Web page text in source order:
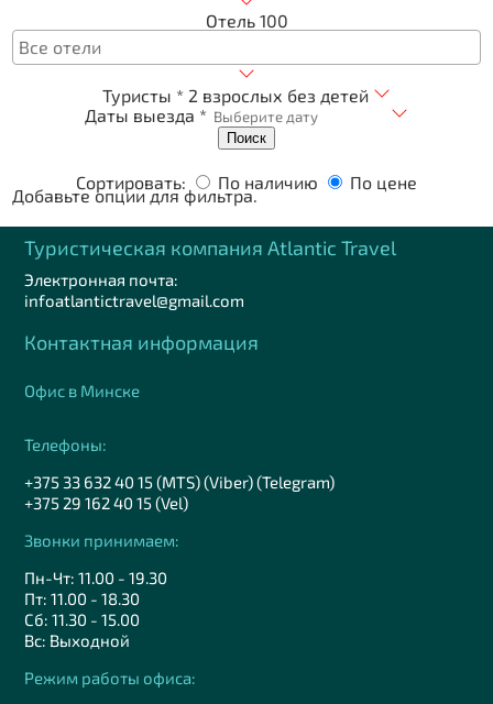
Отель 100
Туристы * 2 взрослых без детей
Даты выезда *
Поиск
Сортировать: По наличию По цене
Добавьте опции для фильтра.
Туристическая компания Аtlantic Travel
Электронная почта:
infoatlantictravel@gmail.com
Контактная информация
Офис в Минске
Телефоны:
+375 33 632 40 15 (MTS) (Viber) (Telegram)
+375 29 162 40 15 (Vel)
Звонки принимаем:
Пн-Чт: 11.00 - 19.30
Пт: 11.00 - 18.30
Сб: 11.30 - 15.00
Вс: Выходной
Режим работы офиса: